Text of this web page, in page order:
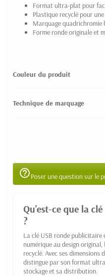
Format ultra-plat pour
Plastique recyclé pour
Marquage quadrichromie
Forme ronde originale et
Couleur du produit
Technique de marquage
help_outlinePoser une question sur le
Qu'est-ce que la
?
La clé USB ronde
numérique au design
recyclé. Avec ses dimensions
distingue par son format
stockage et sa distribution.